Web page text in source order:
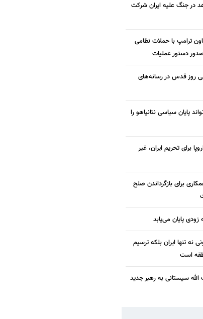
در جنگ علیه ایران شرکت
ترامپ با حملات نظامی
دستور عملیات
روز قدس در رسانه‌های
پایان سیاسی نتانیاهو را
برای تحریم ایران، غیر
برای بازگرداندن صلح
زودی پایان می‌یابد
تنها ایران بلکه ترسیم
است
الله سیستانی به رهبر جدید